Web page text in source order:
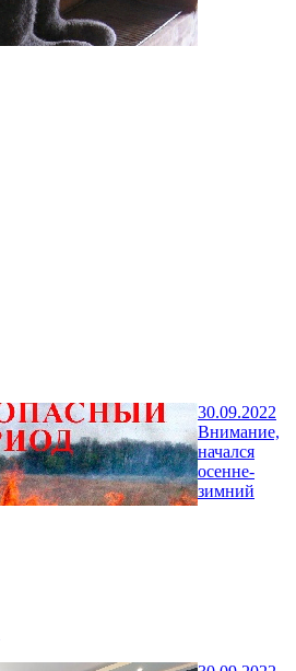
30.09.2022
Внимание,
начался
осенне-
зимний